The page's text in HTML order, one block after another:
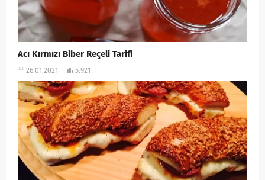
Acı Kırmızı Biber Reçeli Tarifi
26.01.2021 5.921